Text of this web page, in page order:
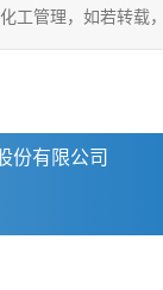
工管理，如若转
份有限公司